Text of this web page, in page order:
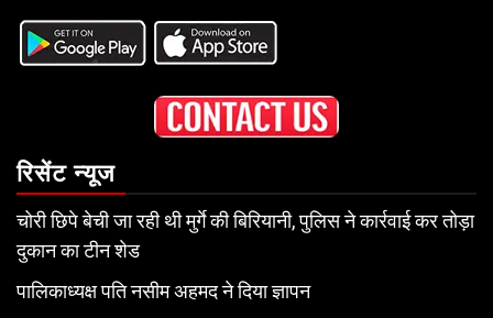
रिसेंट न्यूज
चोरी छिपे बेची जा रही थी मुर्गे की बिरियानी, पुलिस ने कार्रवाई कर तोड़ा
दुकान का टीन शेड
पालिकाध्यक्ष पति नसीम अहमद ने दिया ज्ञापन